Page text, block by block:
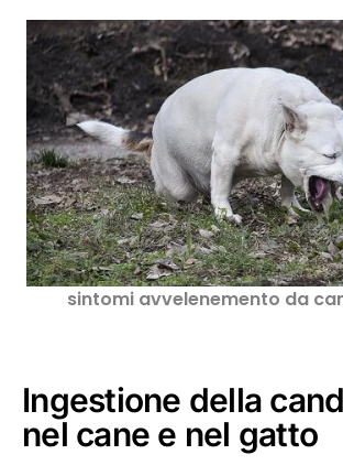
sintomi avvelenemento da
Ingestione della
nel cane e nel gatto